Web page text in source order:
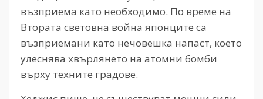
възприема като необходимо. По време на
Втората световна война японците са
възприемани като нечовешка напаст, което
улеснява хвърлянето на атомни бомби
върху техните градове.